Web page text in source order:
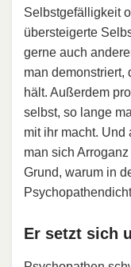
Selbstgefälligkeit
übersteigerte
gerne auch
man demonstriert,
hält. Außerdem
selbst, so lange
mit ihr macht. Und
man sich
Grund, warum in
Er setzt sich